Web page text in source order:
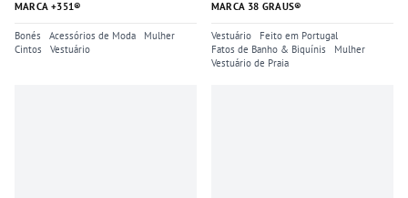
MARCA +351®
Bonés Acessórios de Moda
Mulher
Cintos
Vestuário
MARCA 38 GRAUS®
Vestuário
Feito em Portugal
Fatos de Banho & Biquínis
Mulher
Vestuário de Praia